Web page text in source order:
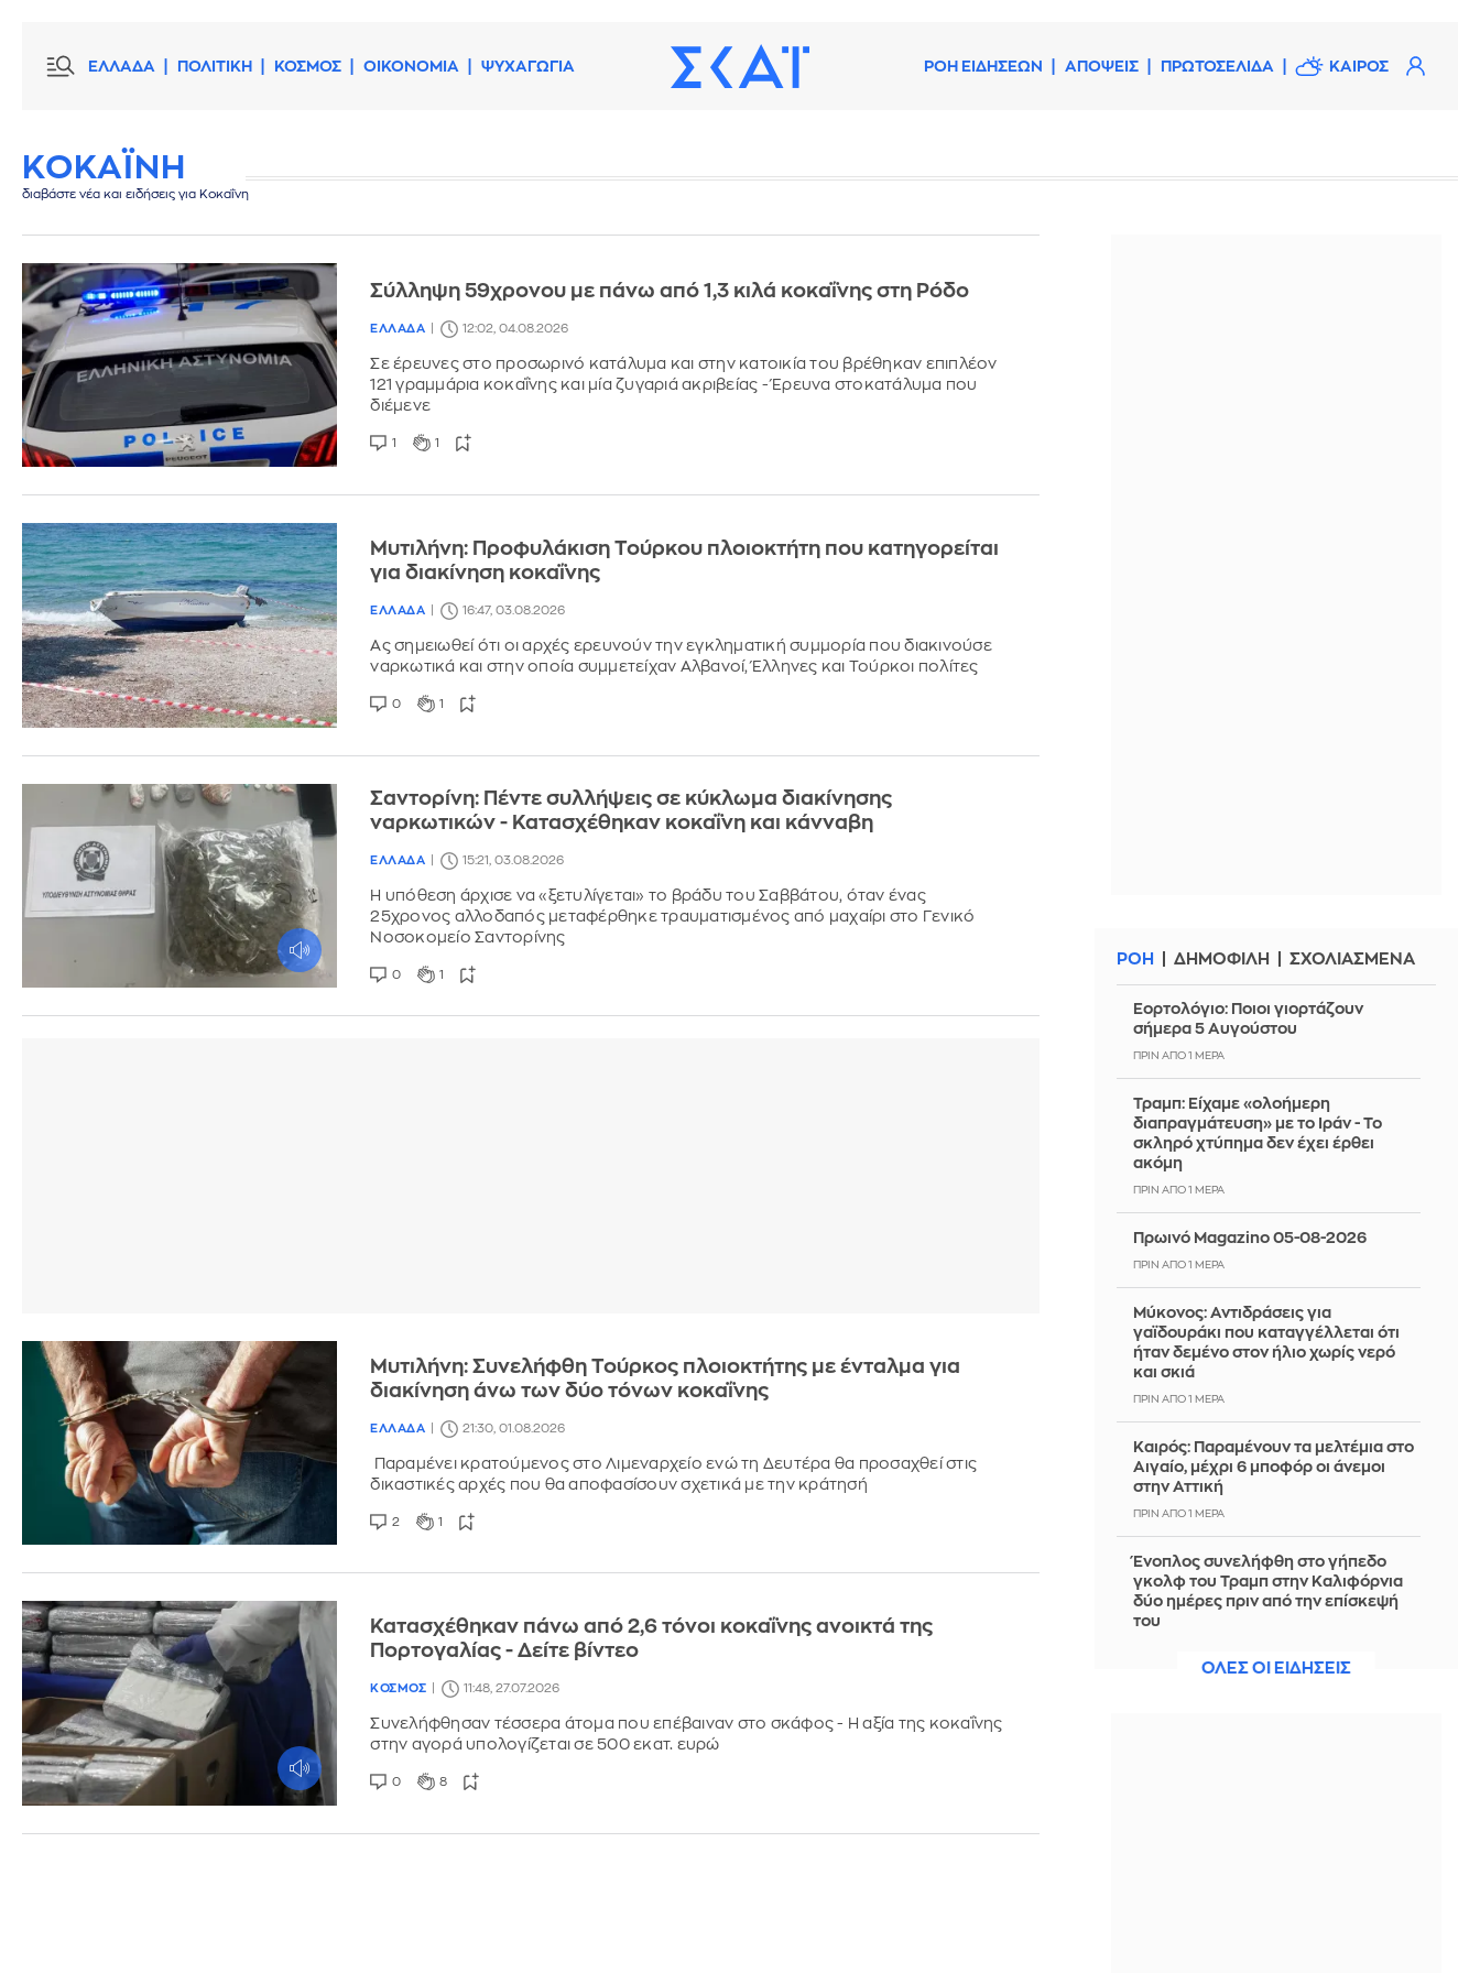
ΕΛΛΑΔΑ ΠΟΛΙΤΙΚΗ ΚΟΣΜΟΣ ΟΙΚΟΝΟΜΙΑ ΨΥΧΑΓΩΓΙΑ ΡΟΗ ΕΙΔΗΣΕΩΝ ΑΠΟΨΕΙΣ ΠΡΩΤΟΣΕΛΙΔΑ ΚΑΙΡΟΣ
ΚΟΚΑΪΝΗ
διαβάστε νέα και ειδήσεις για Κοκαΐνη
Σύλληψη 59χρονου με πάνω από 1,3 κιλά κοκαΐνης στη Ρόδο
ΕΛΛΑΔΑ 12:02, 04.08.2026
Σε έρευνες στο προσωρινό κατάλυμα και στην κατοικία του βρέθηκαν επιπλέον
121 γραμμάρια κοκαΐνης και μία ζυγαριά ακριβείας - Έρευνα στοκατάλυμα που
διέμενε
1 1
Μυτιλήνη: Προφυλάκιση Τούρκου πλοιοκτήτη που κατηγορείται
για διακίνηση κοκαΐνης
ΕΛΛΑΔΑ 16:47, 03.08.2026
Ας σημειωθεί ότι οι αρχές ερευνούν την εγκληματική συμμορία που διακινούσε
ναρκωτικά και στην οποία συμμετείχαν Αλβανοί, Έλληνες και Τούρκοι πολίτες
0 1
Σαντορίνη: Πέντε συλλήψεις σε κύκλωμα διακίνησης
ναρκωτικών - Κατασχέθηκαν κοκαΐνη και κάνναβη
ΕΛΛΑΔΑ 15:21, 03.08.2026
Η υπόθεση άρχισε να «ξετυλίγεται» το βράδυ του Σαββάτου, όταν ένας
25χρονος αλλοδαπός μεταφέρθηκε τραυματισμένος από μαχαίρι στο Γενικό
Νοσοκομείο Σαντορίνης
0 1
Μυτιλήνη: Συνελήφθη Τούρκος πλοιοκτήτης με ένταλμα για
διακίνηση άνω των δύο τόνων κοκαΐνης
ΕΛΛΑΔΑ 21:30, 01.08.2026
Παραμένει κρατούμενος στο Λιμεναρχείο ενώ τη Δευτέρα θα προσαχθεί στις
δικαστικές αρχές που θα αποφασίσουν σχετικά με την κράτησή
2 1
Κατασχέθηκαν πάνω από 2,6 τόνοι κοκαΐνης ανοικτά της
Πορτογαλίας - Δείτε βίντεο
ΚΟΣΜΟΣ 11:48, 27.07.2026
Συνελήφθησαν τέσσερα άτομα που επέβαιναν στο σκάφος - Η αξία της κοκαΐνης
στην αγορά υπολογίζεται σε 500 εκατ. ευρώ
0 8
ΡΟΗ ΔΗΜΟΦΙΛΗ ΣΧΟΛΙΑΣΜΕΝΑ
Εορτολόγιο: Ποιοι γιορτάζουν
σήμερα 5 Αυγούστου
ΠΡΙΝ ΑΠΌ 1 ΜΈΡΑ
Τραμπ: Είχαμε «ολοήμερη
διαπραγμάτευση» με το Ιράν - Το
σκληρό χτύπημα δεν έχει έρθει
ακόμη
ΠΡΙΝ ΑΠΌ 1 ΜΈΡΑ
Πρωινό Magazino 05-08-2026
ΠΡΙΝ ΑΠΌ 1 ΜΈΡΑ
Μύκονος: Αντιδράσεις για
γαϊδουράκι που καταγγέλλεται ότι
ήταν δεμένο στον ήλιο χωρίς νερό
και σκιά
ΠΡΙΝ ΑΠΌ 1 ΜΈΡΑ
Καιρός: Παραμένουν τα μελτέμια στο
Αιγαίο, μέχρι 6 μποφόρ οι άνεμοι
στην Αττική
ΠΡΙΝ ΑΠΌ 1 ΜΈΡΑ
Ένοπλος συνελήφθη στο γήπεδο
γκολφ του Τραμπ στην Καλιφόρνια
δύο ημέρες πριν από την επίσκεψή
του
ΟΛΕΣ ΟΙ ΕΙΔΗΣΕΙΣ